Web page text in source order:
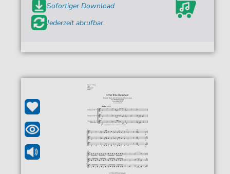
Sofortiger Download
Jederzeit abrufbar